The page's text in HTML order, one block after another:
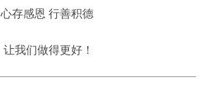
心存感恩 行善积德
让我们做得更好！